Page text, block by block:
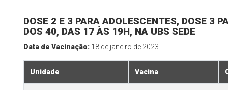
DOSE 2 E 3 PARA ADOLESCENTES, DOSE 3
DOS 40, DAS 17 ÀS 19H, NA UBS SEDE
Data de Vacinação: 18 de janeiro de 2023
Unidade Vacina